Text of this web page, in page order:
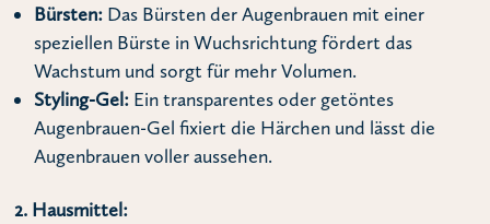
Bürsten: Das Bürsten der Augenbrauen mit einer
speziellen Bürste in Wuchsrichtung fördert das
Wachstum und sorgt für mehr Volumen.
Styling-Gel: Ein transparentes oder getöntes
Augenbrauen-Gel fixiert die Härchen und lässt die
Augenbrauen voller aussehen.
2. Hausmittel: